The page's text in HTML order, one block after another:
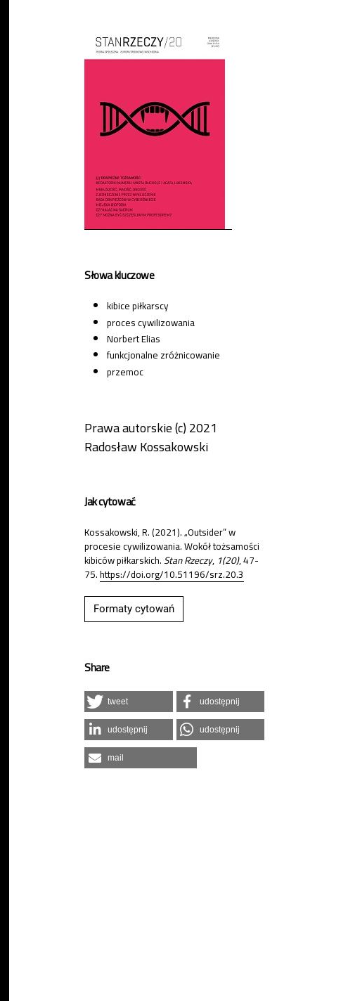
Cover image
Słowa kluczowe
kibice piłkarscy
proces cywilizowania
Norbert Elias
funkcjonalne zróżnicowanie
przemoc
Prawa autorskie (c) 2021
Radosław Kossakowski
Jak cytować
Kossakowski, R. (2021). „Outsider” w
procesie cywilizowania. Wokół tożsamości
kibiców piłkarskich.Stan Rzeczy, 1(20), 47-
75.https://doi.org/10.51196/srz.20.3
Formaty cytowań
Share
tweet udostępnij
udostępnij udostępnij
mail